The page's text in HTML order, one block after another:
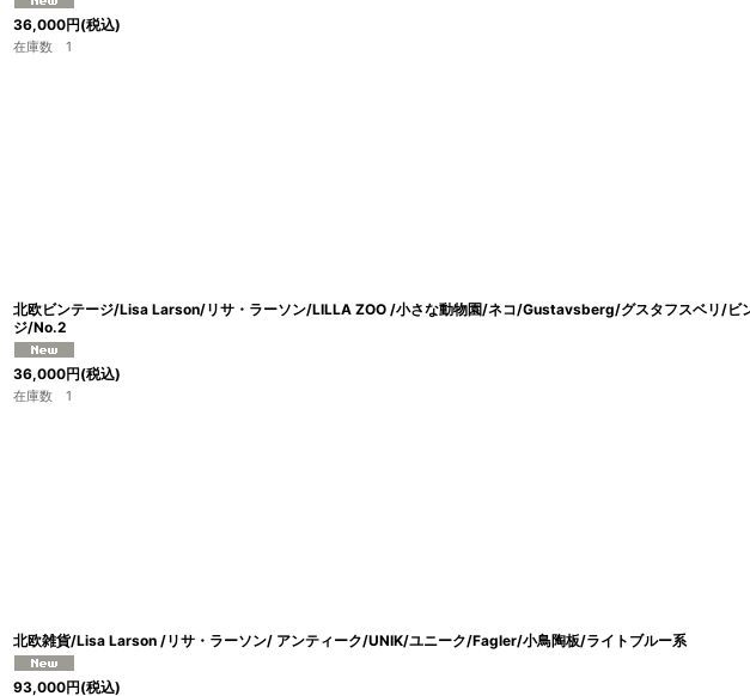
36,000円(税込)
在庫数 1
北欧ビンテージ/Lisa Larson/リサ・ラーソン/LILLA ZOO /小さな動物園/ネコ/Gustavsberg/グスタフスベリ/ビ
ジ/No.2
36,000円(税込)
在庫数 1
北欧雑貨/Lisa Larson /リサ・ラーソン/ アンティーク/UNIK/ユニーク/Fagler/小鳥陶板/ライトブルー系
93,000円(税込)